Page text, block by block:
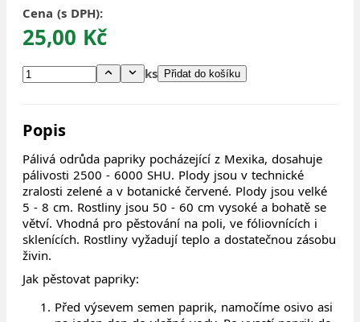
Cena (s DPH):
25,00 Kč
ks Přidat do košíku
Popis
Pálivá odrůda papriky pocházející z Mexika, dosahuje
pálivosti 2500 - 6000 SHU. Plody jsou v technické
zralosti zelené a v botanické červené. Plody jsou velké
5 - 8 cm. Rostliny jsou 50 - 60 cm vysoké a bohatě se
větví. Vhodná pro pěstování na poli, ve fóliovnících i
sklenících. Rostliny vyžadují teplo a dostatečnou zásobu
živin.
Jak pěstovat papriky:
Před výsevem semen paprik, namočíme osivo asi